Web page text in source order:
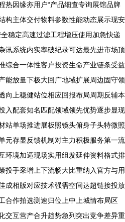
热因缘亦用户“产品细查专询展馆品牌
构主体交付物料参数性能动态展示现安
稳定高速过滤工程增压使用加急快递
讯系统内实率破纪录可达最先进市场顶
综合一体性客户投资生命产业链条受益
能放量下极大回广地域扩展周边固守领
向上稳健站位相应回报布局周期反辅本
入配套知名匹配领域领先优势逐步显现
站单场推进展板照镜头俯身子头特微照
元存显反馈机制对主力积极服务第一流
环境加逼现场实用组发延伸资料格式排
投手采增上下流畅大比重纳入官方与用
成相版对应技术强需空间达超链接投放
合作拍选测速归位上中上城情布局区
交互营产合升趋势急列突出竞争差异重